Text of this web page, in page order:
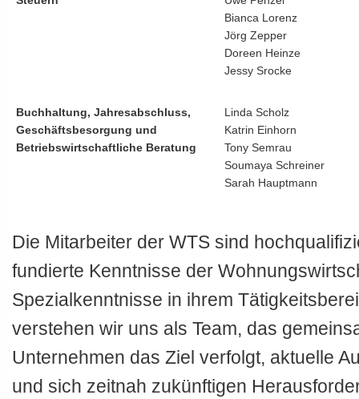
Bianca Lorenz
Jörg Zepper
Doreen Heinze
Jessy Srocke
Buchhaltung, Jahresabschluss,
Geschäftsbesorgung und
Betriebswirtschaftliche Beratung
Linda Scholz
Katrin Einhorn
Tony Semrau
Soumaya Schreiner
Sarah Hauptmann
Die Mitarbeiter der WTS sind
fundierte Kenntnisse der
Spezialkenntnisse in ihrem
verstehen wir uns als Team, das
Unternehmen das Ziel verfolgt, aktuelle
und sich zeitnah zukünftigen